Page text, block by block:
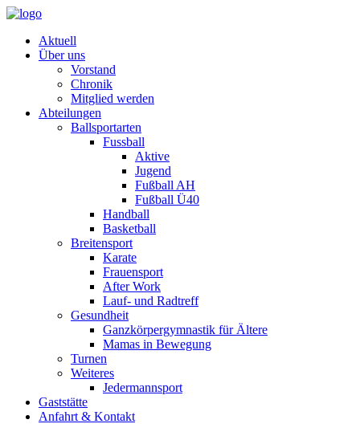
Aktuell
Über uns
Vorstand
Chronik
Mitglied werden
Abteilungen
Ballsportarten
Fussball
Aktive
Jugend
Fußball AH
Fußball Ü40
Handball
Basketball
Breitensport
Karate
Frauensport
After Work
Lauf- und Radtreff
Gesundheit
Ganzkörpergymnastik für Ältere
Mamas in Bewegung
Turnen
Weiteres
Jedermannsport
Gaststätte
Anfahrt & Kontakt